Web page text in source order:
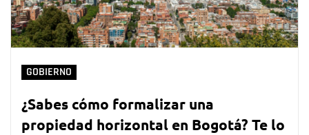
GOBIERNO
¿Sabes cómo formalizar una
propiedad horizontal en Bogotá? Te lo